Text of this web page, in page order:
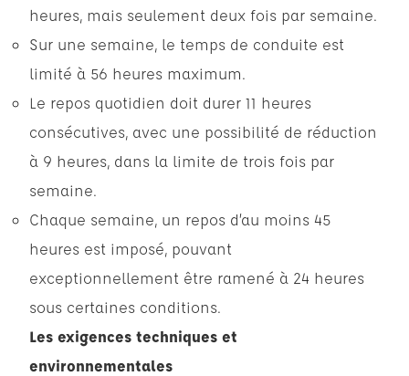
heures, mais seulement deux fois par semaine.
Sur une semaine, le temps de conduite est
limité à 56 heures maximum.
Le repos quotidien doit durer 11 heures
consécutives, avec une possibilité de réduction
à 9 heures, dans la limite de trois fois par
semaine.
Chaque semaine, un repos d’au moins 45
heures est imposé, pouvant
exceptionnellement être ramené à 24 heures
sous certaines conditions.
Les exigences techniques et
environnementales